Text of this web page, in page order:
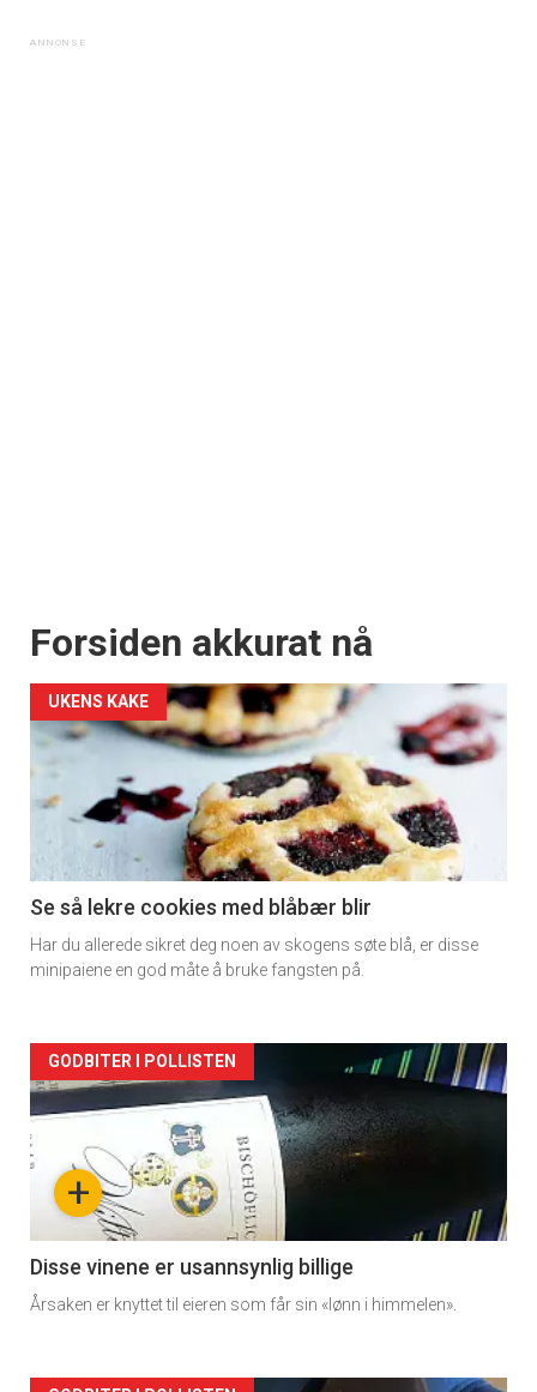
Forsiden akkurat nå
UKENS KAKE
Se så lekre cookies med blåbær blir
Har du allerede sikret deg noen av skogens søte blå, er disse
minipaiene en god måte å bruke fangsten på.
Forsiden
akkurat
nå
2
+
GODBITER I POLLISTEN
Disse vinene er usannsynlig billige
Årsaken er knyttet til eieren som får sin «lønn i himmelen».